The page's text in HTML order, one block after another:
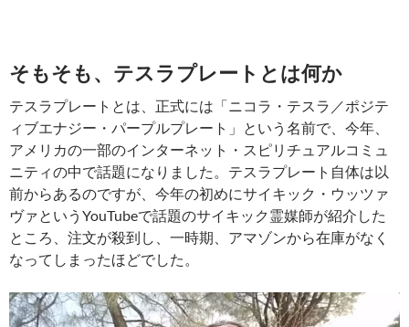
そもそも、テスラプレートとは何か
テスラプレートとは、正式には「ニコラ・テスラ／ポジテ
ィブエナジー・パープルプレート」という名前で、今年、
アメリカの一部のインターネット・スピリチュアルコミュ
ニティの中で話題になりました。テスラプレート自体は以
前からあるのですが、今年の初めにサイキック・ウッツァ
ヴァというYouTubeで話題のサイキック霊媒師が紹介した
ところ、注文が殺到し、一時期、アマゾンから在庫がなく
なってしまったほどでした。